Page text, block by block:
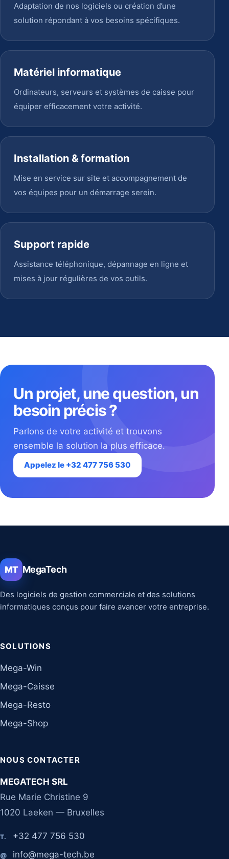
Adaptation de nos logiciels ou création d’une
solution répondant à vos besoins spécifiques.
Matériel informatique
Ordinateurs, serveurs et systèmes de caisse pour
équiper efficacement votre activité.
Installation & formation
Mise en service sur site et accompagnement de
vos équipes pour un démarrage serein.
Support rapide
Assistance téléphonique, dépannage en ligne et
mises à jour régulières de vos outils.
Un projet, une question, un
besoin précis ?
Parlons de votre activité et trouvons
ensemble la solution la plus efficace.
Appelez le +32 477 756 530
MT MegaTech
Des logiciels de gestion commerciale et des solutions
informatiques conçus pour faire avancer votre entreprise.
SOLUTIONS
Mega-Win
Mega-Caisse
Mega-Resto
Mega-Shop
NOUS CONTACTER
MEGATECH SRL
Rue Marie Christine 9
1020 Laeken — Bruxelles
T. +32 477 756 530
@ info@mega-tech.be